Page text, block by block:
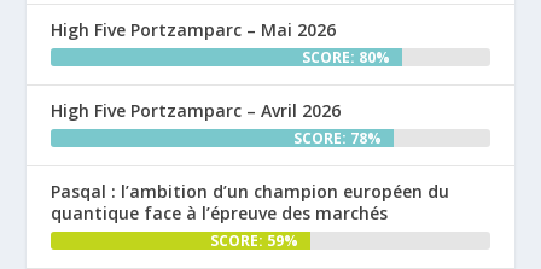
High Five Portzamparc – Mai 2026
SCORE: 80%
High Five Portzamparc – Avril 2026
SCORE: 78%
Pasqal : l’ambition d’un champion européen du
quantique face à l’épreuve des marchés
SCORE: 59%